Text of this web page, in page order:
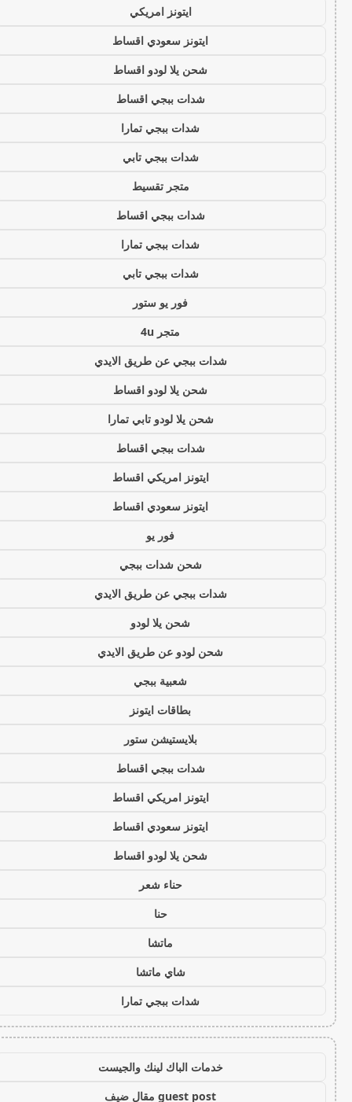
ايتونز امريكي
ايتونز سعودي اقساط
شحن يلا لودو اقساط
شدات ببجي اقساط
شدات ببجي تمارا
شدات ببجي تابي
متجر تقسيط
شدات ببجي اقساط
شدات ببجي تمارا
شدات ببجي تابي
فور يو ستور
متجر 4u
شدات ببجي عن طريق الايدي
شحن يلا لودو اقساط
شحن يلا لودو تابي تمارا
شدات ببجي اقساط
ايتونز امريكي اقساط
ايتونز سعودي اقساط
فور يو
شحن شدات ببجي
شدات ببجي عن طريق الايدي
شحن يلا لودو
شحن لودو عن طريق الايدي
شعبية ببجي
بطاقات ايتونز
بلايستيشن ستور
شدات ببجي اقساط
ايتونز امريكي اقساط
ايتونز سعودي اقساط
شحن يلا لودو اقساط
حناء شعر
حنا
ماتشا
شاي ماتشا
شدات ببجي تمارا
خدمات الباك لينك والجيست
guest post مقال ضيف